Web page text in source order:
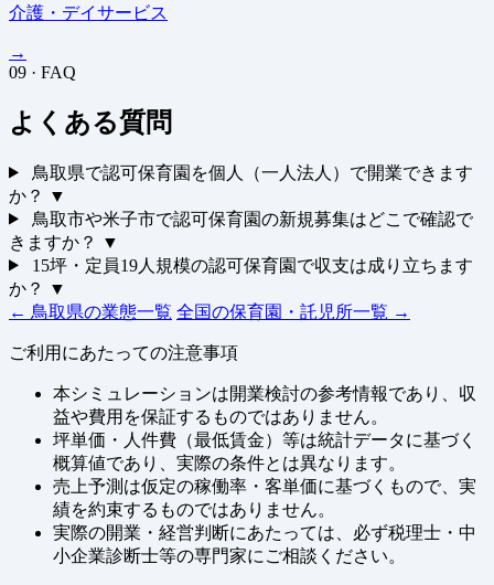
介護・デイサービス
→
09 · FAQ
よくある質問
鳥取県で認可保育園を個人（一人法人）で開業できます
か？
▼
鳥取市や米子市で認可保育園の新規募集はどこで確認で
きますか？
▼
15坪・定員19人規模の認可保育園で収支は成り立ちます
か？
▼
← 鳥取県の業態一覧 全国の保育園・託児所一覧 →
ご利用にあたっての注意事項
本シミュレーションは開業検討の参考情報であり、収
益や費用を保証するものではありません。
坪単価・人件費（最低賃金）等は統計データに基づく
概算値であり、実際の条件とは異なります。
売上予測は仮定の稼働率・客単価に基づくもので、実
績を約束するものではありません。
実際の開業・経営判断にあたっては、必ず税理士・中
小企業診断士等の専門家にご相談ください。